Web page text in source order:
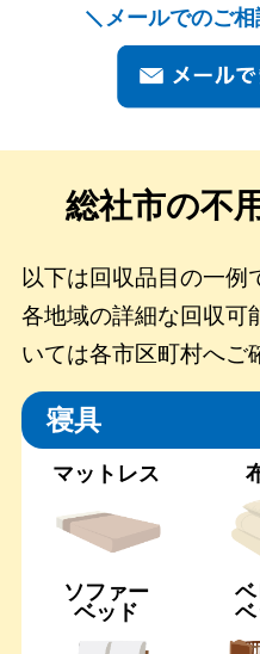
メールでのご
総社市の不
以下は回収品目の一例
各地域の詳細な回収可
いては各市区町村へご
寝具
マットレス
ソファー
ベッド